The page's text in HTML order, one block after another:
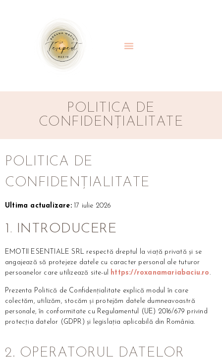
POLITICA DE
CONFIDENȚIALITATE
POLITICA DE
CONFIDENȚIALITATE
Ultima actualizare:17 iulie 2026
1. INTRODUCERE
EMOTII ESENTIALE SRL respectă dreptul la viață privată și se
angajează să protejeze datele cu caracter personal ale tuturor
persoanelor care utilizează site-ul https://roxanamariabaciu.ro.
Prezenta Politică de Confidențialitate explică modul în care
colectăm, utilizăm, stocăm și protejăm datele dumneavoastră
personale, în conformitate cu Regulamentul (UE) 2016/679 privind
protecția datelor (GDPR) și legislația aplicabilă din România.
2. OPERATORUL DATELOR